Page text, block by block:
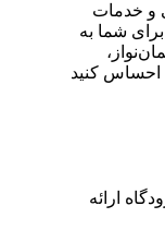
و خدمات
شما به
احساس کنید
ارائه